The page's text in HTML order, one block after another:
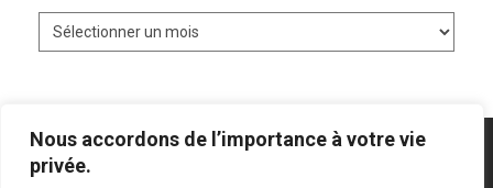
Nous accordons de l’importance à votre vie
privée.